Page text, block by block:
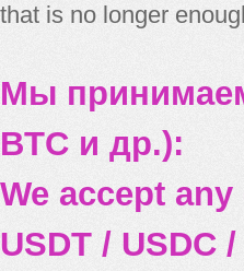
that is no longer
Мы
BTC и др.):
We accept any
USDT / USDC